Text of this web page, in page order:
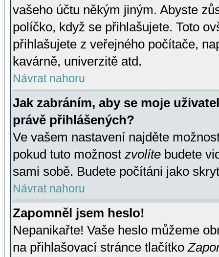
vašeho účtu někým jiným. Abyste
políčko, když se přihlašujete. Toto
přihlašujete z veřejného počítače,
kavárně, univerzitě atd.
Návrat nahoru
Jak zabráním, aby se moje
právě přihlášených?
Ve vašem nastavení najděte
pokud tuto možnost zvolíte budete
sami sobě. Budete počítáni jako
Návrat nahoru
Zapomněl jsem heslo!
Nepanikařte! Vaše heslo můžeme
na přihlašovací stránce tlačítko